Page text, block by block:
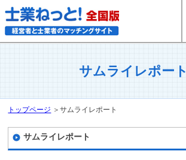
サムライレポート
トップページ ＞サムライレポート
サムライレポート